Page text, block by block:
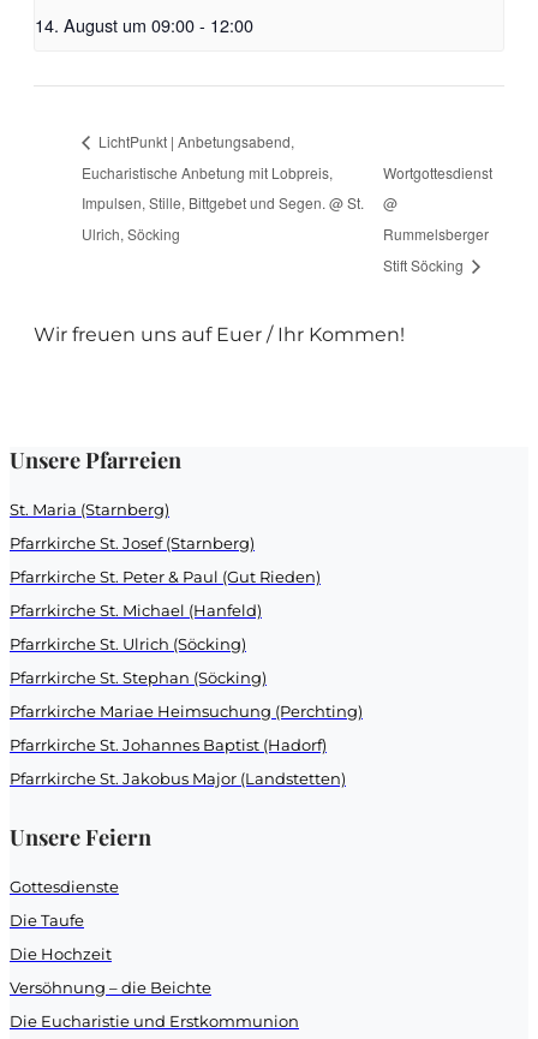
14. August um 09:00- 12:00
LichtPunkt | Anbetungsabend,
Eucharistische Anbetung mit Lobpreis,
Impulsen, Stille, Bittgebet und Segen. @ St.
Ulrich, Söcking
Wortgottesdienst
@
Rummelsberger
Stift Söcking
Wir freuen uns auf Euer / Ihr Kommen!
Unsere Pfarreien
St. Maria (Starnberg)
Pfarrkirche St. Josef (Starnberg)
Pfarrkirche St. Peter & Paul (Gut Rieden)
Pfarrkirche St. Michael (Hanfeld)
Pfarrkirche St. Ulrich (Söcking)
Pfarrkirche St. Stephan (Söcking)
Pfarrkirche Mariae Heimsuchung (Perchting)
Pfarrkirche St. Johannes Baptist (Hadorf)
Pfarrkirche St. Jakobus Major (Landstetten)
Unsere Feiern
Gottesdienste
Die Taufe
Die Hochzeit
Versöhnung – die Beichte
Die Eucharistie und Erstkommunion